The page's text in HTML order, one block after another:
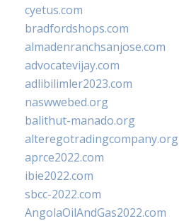
cyetus.com
bradfordshops.com
almadenranchsanjose.com
advocatevijay.com
adlibilimler2023.com
naswwebed.org
balithut-manado.org
alteregotradingcompany.org
aprce2022.com
ibie2022.com
sbcc-2022.com
AngolaOilAndGas2022.com